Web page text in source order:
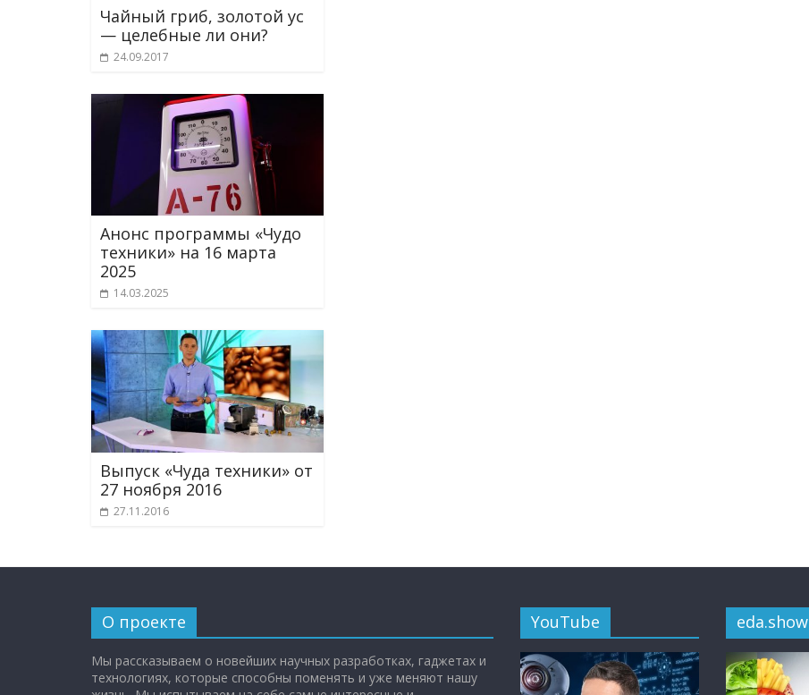
Чайный гриб, золотой ус
— целебные ли они?
24.09.2017
Анонс программы «Чудо
техники» на 16 марта
2025
14.03.2025
Выпуск «Чуда техники» от
27 ноября 2016
27.11.2016
О проекте
Мы рассказываем о новейших научных разработках, гаджетах и
технологиях, которые способны поменять и уже меняют нашу
YouTube eda.show